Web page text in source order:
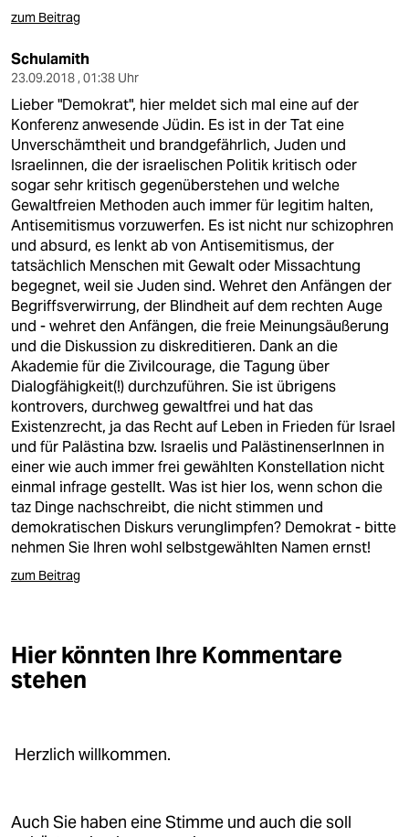
zum Beitrag
Schulamith
23.09.2018 , 01:38 Uhr
Lieber "Demokrat", hier meldet sich mal eine auf der
Konferenz anwesende Jüdin. Es ist in der Tat eine
Unverschämtheit und brandgefährlich, Juden und
Israelinnen, die der israelischen Politik kritisch oder
sogar sehr kritisch gegenüberstehen und welche
Gewaltfreien Methoden auch immer für legitim halten,
Antisemitismus vorzuwerfen. Es ist nicht nur schizophren
und absurd, es lenkt ab von Antisemitismus, der
tatsächlich Menschen mit Gewalt oder Missachtung
begegnet, weil sie Juden sind. Wehret den Anfängen der
Begriffsverwirrung, der Blindheit auf dem rechten Auge
und - wehret den Anfängen, die freie Meinungsäußerung
und die Diskussion zu diskreditieren. Dank an die
Akademie für die Zivilcourage, die Tagung über
Dialogfähigkeit(!) durchzuführen. Sie ist übrigens
kontrovers, durchweg gewaltfrei und hat das
Existenzrecht, ja das Recht auf Leben in Frieden für Israel
und für Palästina bzw. Israelis und PalästinenserInnen in
einer wie auch immer frei gewählten Konstellation nicht
einmal infrage gestellt. Was ist hier los, wenn schon die
taz Dinge nachschreibt, die nicht stimmen und
demokratischen Diskurs verunglimpfen? Demokrat - bitte
nehmen Sie Ihren wohl selbstgewählten Namen ernst!
zum Beitrag
Hier könnten Ihre Kommentare
stehen
Herzlich willkommen.
Auch Sie haben eine Stimme und auch die soll